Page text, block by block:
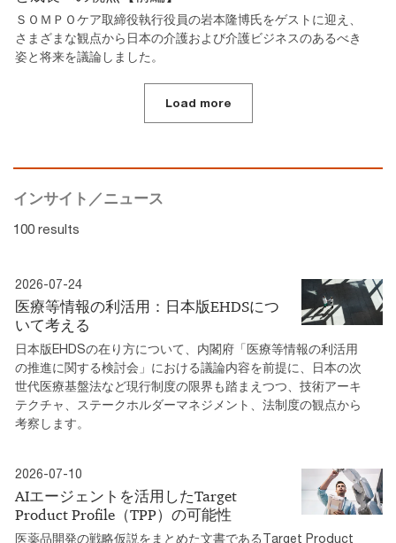
ＳＯＭＰＯケア取締役執行役員の岩本隆博氏をゲストに迎え、
さまざまな観点から日本の介護および介護ビジネスのあるべき
姿と将来を議論しました。
Load more
インサイト／ニュース
100 results
2026-07-24
医療等情報の利活用：日本版EHDSにつ
いて考える
日本版EHDSの在り方について、内閣府「医療等情報の利活用
の推進に関する検討会」における議論内容を前提に、日本の次
世代医療基盤法など現行制度の限界も踏まえつつ、技術アーキ
テクチャ、ステークホルダーマネジメント、法制度の観点から
考察します。
2026-07-10
AIエージェントを活用したTarget
Product Profile（TPP）の可能性
医薬品開発の戦略仮説をまとめた文書であるTarget Product